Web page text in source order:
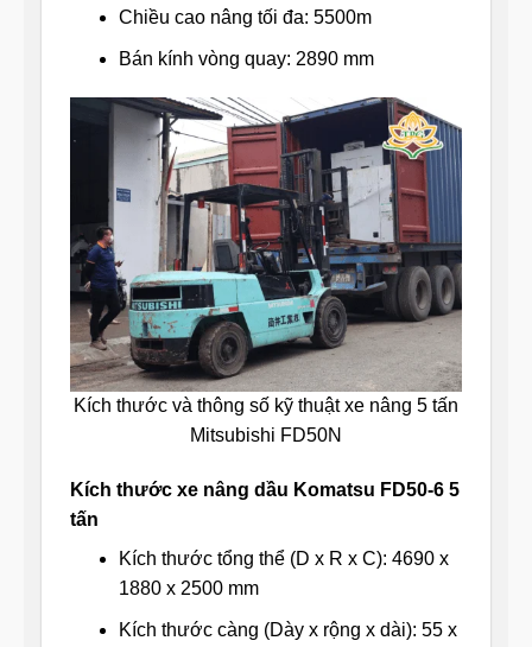
Chiều cao nâng tối đa: 5500m
Bán kính vòng quay: 2890 mm
Kích thước và thông số kỹ thuật xe nâng 5 tấn
Mitsubishi FD50N
Kích thước xe nâng dầu Komatsu FD50-6 5
tấn
Kích thước tổng thể (D x R x C): 4690 x
1880 x 2500 mm
Kích thước càng (Dày x rộng x dài): 55 x